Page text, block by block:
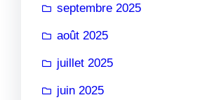
septembre 2025
août 2025
juillet 2025
juin 2025